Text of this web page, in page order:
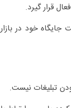
قرار گیرد.
خود در بازار
تبلیغات نیست.